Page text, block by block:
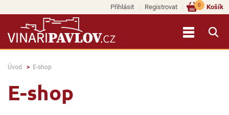
Přihlásit Registrovat Košík
0
Úvod E-shop
E-shop